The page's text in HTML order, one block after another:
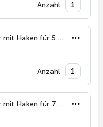
Anzahl
Aufhängeschnur mit Haken für 5 kg
Anzahl
Aufhängeschnur mit Haken für 7 kg